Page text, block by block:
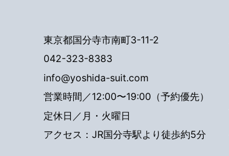
東京都国分寺市南町3-11-2
042-323-8383
info@yoshida-suit.com
営業時間／12:00〜19:00（予約優先）
定休日／月・火曜日
アクセス：JR国分寺駅より徒歩約5分